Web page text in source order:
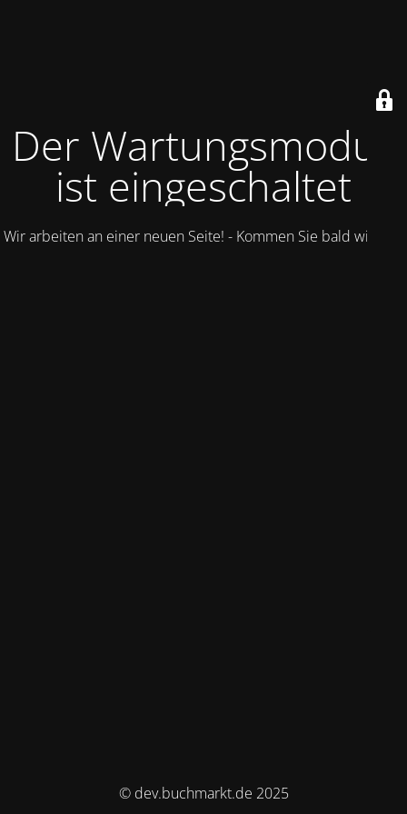
Der Wartungsmodus
ist eingeschaltet
Wir arbeiten an einer neuen Seite! - Kommen Sie bald wieder.
© dev.buchmarkt.de 2025